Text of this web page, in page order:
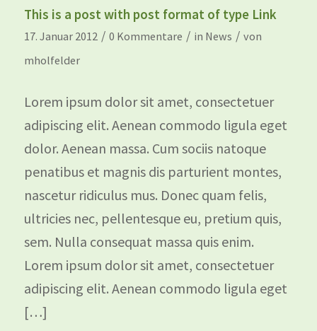
This is a post with post format of type Link
17. Januar 2012 / 0 Kommentare / in News / von
mholfelder
Lorem ipsum dolor sit amet, consectetuer
adipiscing elit. Aenean commodo ligula eget
dolor. Aenean massa. Cum sociis natoque
penatibus et magnis dis parturient montes,
nascetur ridiculus mus. Donec quam felis,
ultricies nec, pellentesque eu, pretium quis,
sem. Nulla consequat massa quis enim.
Lorem ipsum dolor sit amet, consectetuer
adipiscing elit. Aenean commodo ligula eget
[…]